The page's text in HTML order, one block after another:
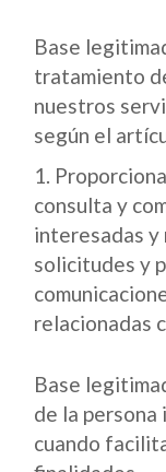
Base
tratamiento
nuestros
según el
consulta y
interesadas y
solicitudes y
relacionadas
Base
de la persona
cuando